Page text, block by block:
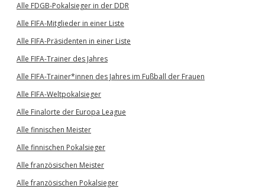
Alle FDGB-Pokalsieger in der DDR
Alle FIFA-Mitglieder in einer Liste
Alle FIFA-Präsidenten in einer Liste
Alle FIFA-Trainer des Jahres
Alle FIFA-Trainer*innen des Jahres im Fußball der Frauen
Alle FIFA-Weltpokalsieger
Alle Finalorte der Europa League
Alle finnischen Meister
Alle finnischen Pokalsieger
Alle französischen Meister
Alle französischen Pokalsieger